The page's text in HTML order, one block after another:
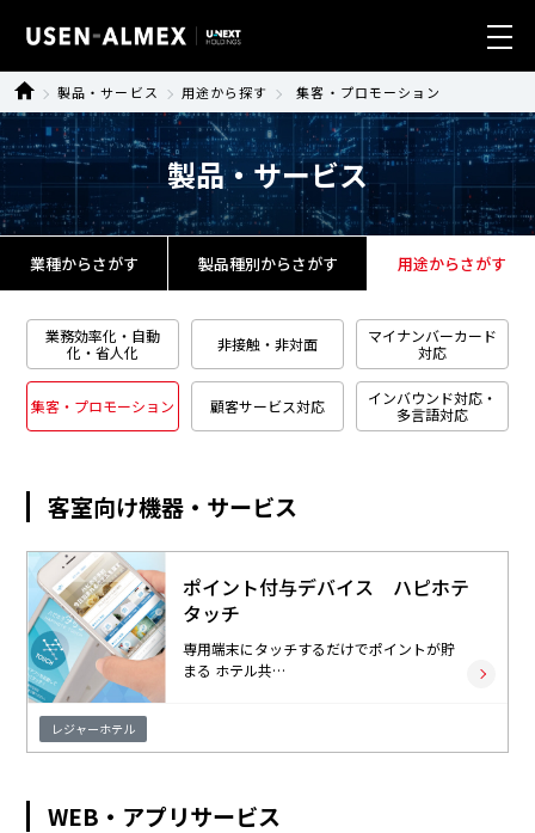
業種別ソリューション
製品・サービス
導入事例
サステナビリティ
会社情報
U-NEXT HOLDINGS
採用情報
ALMEX Blog
マイページログイン
資料請求・お問い合わせ
製品・サービス 用途から探す 集客・プロモーション
製品・サービス
業種からさがす 製品種別からさがす 用途からさがす
業務効率化・自動
化・省人化
非接触・非対面
マイナンバーカード
対応
集客・プロモーション 顧客サービス対応
インバウンド対応・
多言語対応
客室向け機器・サービス
ポイント付与デバイス ハピホテ
タッチ
専用端末にタッチするだけでポイントが貯
まる ホテル共…
レジャーホテル
WEB・アプリサービス